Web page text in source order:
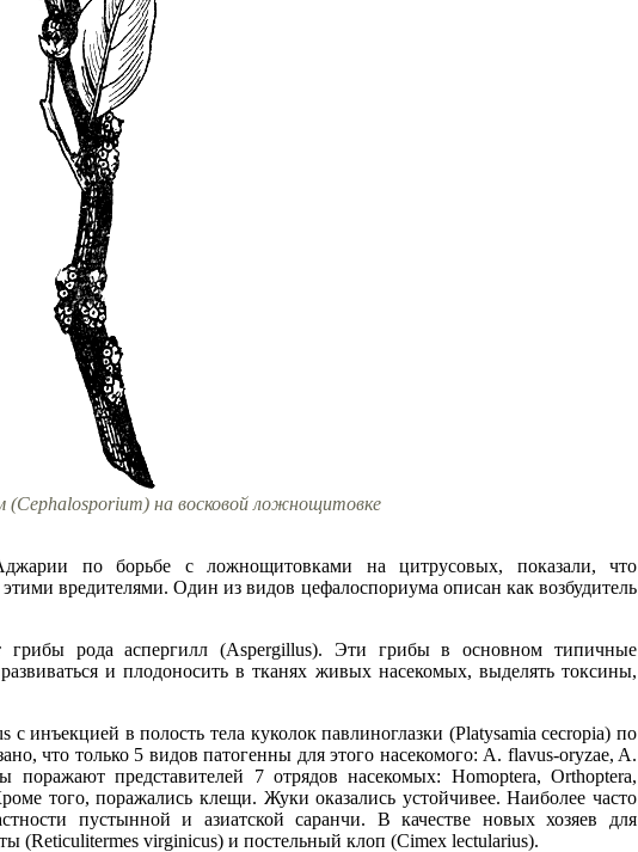
(Cephalosporium) на восковой ложнощитовке
по борьбе с ложнощитовками на цитрусовых, показали, что
вредителями. Один из видов цефалоспориума описан как возбудитель
грибы рода аспергилл (Aspergillus). Эти грибы в основном типичные
и плодоносить в тканях живых насекомых, выделять токсины,
инъекцией в полость тела куколок павлиноглазки (Platysamia cecropia) по
что только 5 видов патогенны для этого насекомого: A. flavus-oryzae, A.
представителей 7 отрядов насекомых: Homoptera, Orthoptera,
того, поражались клещи. Жуки оказались устойчивее. Наиболее часто
пустынной и азиатской саранчи. В качестве новых хозяев для
(Reticulitermes virginicus) и постельный клоп (Cimex lectularius).